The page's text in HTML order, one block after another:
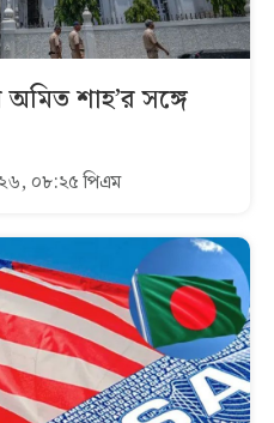
শাহ’র সঙ্গে
০৮:২৫ পিএম